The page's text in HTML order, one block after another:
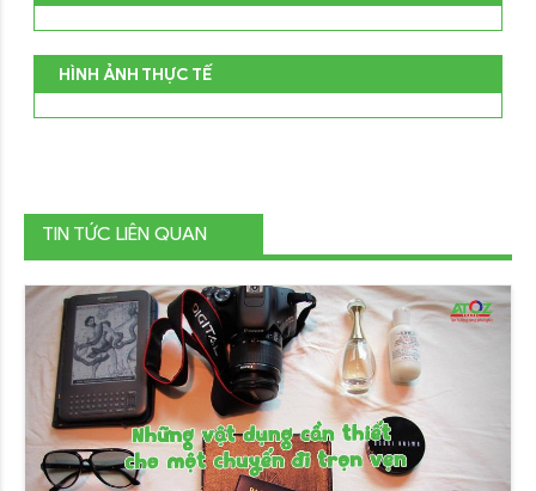
HÌNH ẢNH THỰC TẾ
TIN TỨC LIÊN QUAN